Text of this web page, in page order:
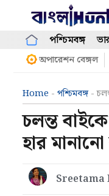
content
পশ্চিমবঙ্গ
অপারেশন বেঙ্গল
Home - পশ্চিমবঙ্গ-
চলন্ত
হার
Sreetama